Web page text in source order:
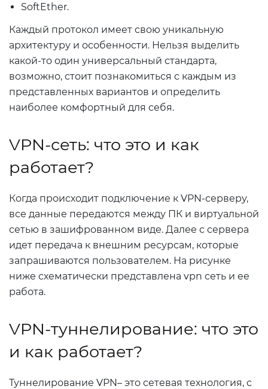
SoftEther.
Каждый протокол имеет свою уникальную
архитектуру и особенности. Нельзя выделить
какой-то один универсальный стандарта,
возможно, стоит познакомиться с каждым из
представленных вариантов и определить
наиболее комфортный для себя.
VPN-сеть: что это и как
работает?
Когда происходит подключение к VPN-серверу,
все данные передаются между ПК и виртуальной
сетью в зашифрованном виде. Далее с сервера
идет передача к внешним ресурсам, которые
запрашиваются пользователем. На рисунке
ниже схематически представлена vpn сеть и ее
работа.
VPN-туннелирование: что это
и как работает?
Туннелирование VPN– это сетевая технология, с